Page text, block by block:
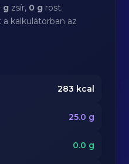
g zsír, 0 g rost.
kalkulátorban az
283 kcal
25.0 g
0.0 g